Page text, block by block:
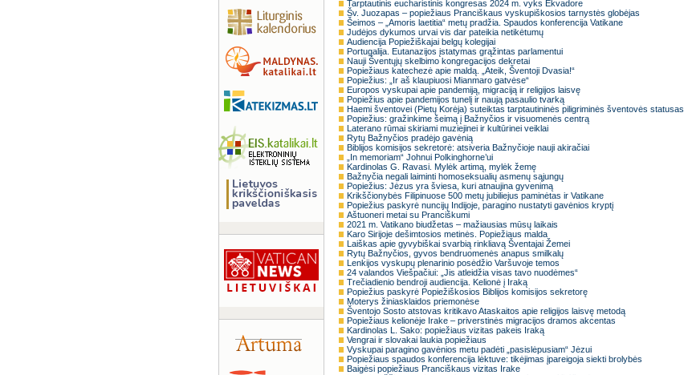
Tarptautinis eucharistinis kongresas 2024 m. vyks Ekvadore
Šv. Juozapas – popiežiaus Pranciškaus vyskupiškosios tarnystės globėjas
Šeimos – „Amoris laetitia“ metų pradžia. Spaudos konferencija Vatikane
Judėjos dykumos urvai vis dar pateikia netikėtumų
Audiencija Popiežiškajai belgų kolegijai
Portugalija. Eutanazijos įstatymas grąžintas parlamentui
Nauji Šventųjų skelbimo kongregacijos dekretai
Popiežiaus katechezė apie maldą. „Ateik, Šventoji Dvasia!“
Popiežius: „Ir aš klaupiuosi Mianmaro gatvėse“
Europos vyskupai apie pandemiją, migraciją ir religijos laisvę
Popiežius apie pandemijos tunelį ir naują pasaulio tvarką
Haemi šventovei (Pietų Korėja) suteiktas tarptautininės piligriminės šventovės statusas
Popiežius: gražinkime šeimą į Bažnyčios ir visuomenės centrą
Laterano rūmai skiriami muziejinei ir kultūrinei veiklai
Rytų Bažnyčios pradėjo gavėnią
Biblijos komisijos sekretorė: atsiveria Bažnyčioje nauji akiračiai
„In memoriam“ Johnui Polkinghorne’ui
Kardinolas G. Ravasi. Mylėk artimą, mylėk žemę
Bažnyčia negali laiminti homoseksualių asmenų sąjungų
Popiežius: Jėzus yra šviesa, kuri atnaujina gyvenimą
Krikščionybės Filipinuose 500 metų jubiliejus paminėtas ir Vatikane
Popiežius paskyrė nuncijų Indijoje, paragino nustatyti gavėnios kryptį
Aštuoneri metai su Pranciškumi
2021 m. Vatikano biudžetas – mažiausias mūsų laikais
Karo Sirijoje dešimtosios metinės. Popiežiaus malda
Laiškas apie gyvybiškai svarbią rinkliavą Šventajai Žemei
Rytų Bažnyčios, gyvos bendruomenės anapus smilkalų
Lenkijos vyskupų plenarinio posėdžio Varšuvoje temos
24 valandos Viešpačiui: „Jis atleidžia visas tavo nuodėmes“
Trečiadienio bendroji audiencija. Kelionė į Iraką
Popiežius paskyrė Popiežiškosios Biblijos komisijos sekretorę
Moterys žiniasklaidos priemonėse
Šventojo Sosto atstovas kritikavo Ataskaitos apie religijos laisvę metodą
Popiežiaus kelionėje Irake – priverstinės migracijos dramos akcentas
Kardinolas L. Sako: popiežiaus vizitas pakeis Iraką
Vengrai ir slovakai laukia popiežiaus
Vyskupai paragino gavėnios metu padėti „pasislėpusiam“ Jėzui
Popiežiaus spaudos konferencija lėktuve: tikėjimas įpareigoja siekti brolybės
Baigėsi popiežiaus Pranciškaus vizitas Irake